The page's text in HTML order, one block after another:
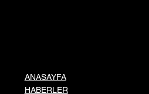
ANASAYFA
HABERLER